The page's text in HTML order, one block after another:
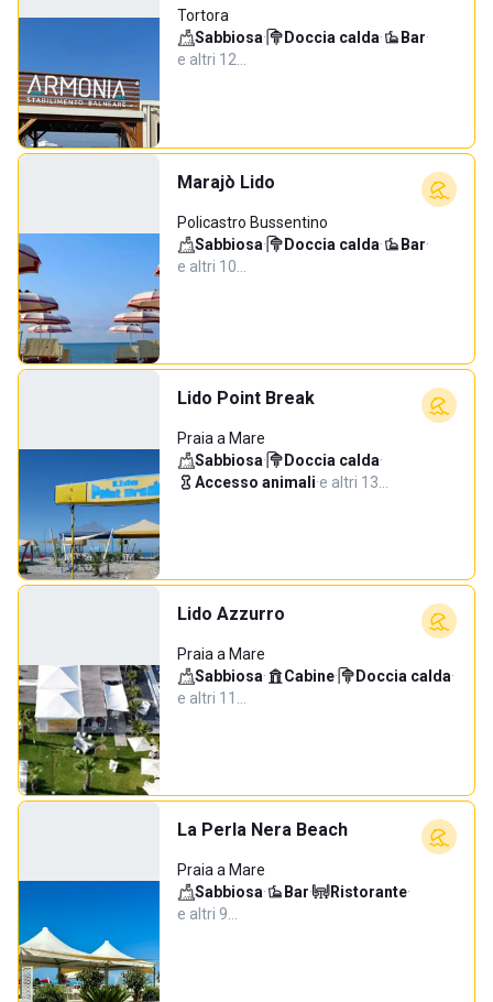
Tortora
Sabbiosa· Doccia calda· Bar·
e altri 12…
Marajò Lido
Policastro Bussentino
Sabbiosa· Doccia calda· Bar·
e altri 10…
Lido Point Break
Praia a Mare
Sabbiosa· Doccia calda·
Accesso animali·e altri 13…
Lido Azzurro
Praia a Mare
Sabbiosa· Cabine· Doccia calda·
e altri 11…
La Perla Nera Beach
Praia a Mare
Sabbiosa· Bar· Ristorante·
e altri 9…